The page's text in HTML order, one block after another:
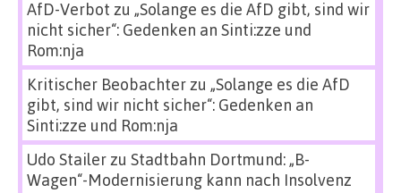
AfD-Verbot zu „Solange es die AfD gibt, sind wir
nicht sicher“: Gedenken an Sinti:zze und
Rom:nja
Kritischer Beobachterzu „Solange es die AfD
gibt, sind wir nicht sicher“: Gedenken an
Sinti:zze und Rom:nja
Udo Stailerzu Stadtbahn Dortmund: „B-
Wagen“-Modernisierung kann nach Insolvenz